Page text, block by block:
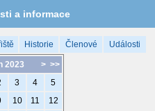
a informace
Historie Členové Události
> >>
2023
3 4
5
10 11
12